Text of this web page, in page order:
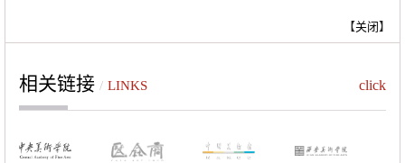
【关闭 】
相关链接 / LINKS click